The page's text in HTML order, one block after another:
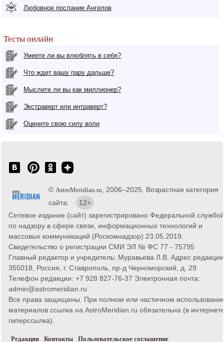
Любовное послание Ангелов
Тесты онлайн
Умеете ли вы влюблять в себя?
Что ждет вашу пару дальше?
Мыслите ли вы как миллионер?
Экстраверт или интраверт?
Оцените свою силу воли
© AstroMeridian.ru , 2006–2025. Возрастная категория
сайта:
12+
Сетевое издание (сайт) зарегистрировано Федеральной службой
по надзору в сфере связи, информационных технологий и
массовых коммуникаций (Роскомнадзор) 23.05.2019.
Свидетельство о регистрации СМИ ЭЛ № ФС 77 - 75795
Главный редактор и учредитель: Муравьева Л.В. Адрес
355018, Россия, г. Ставрополь, пр-д Черноморский, д. 29
Телефон редакции: +7 928 827-76-37 Электронная почта:
admin@astromeridian.ru
Все права защищены. При полном или частичном
материалов ссылка на AstroMeridian.ru обязательна (в
гиперссылка).
Редакция Контакты Пользовательское соглашение